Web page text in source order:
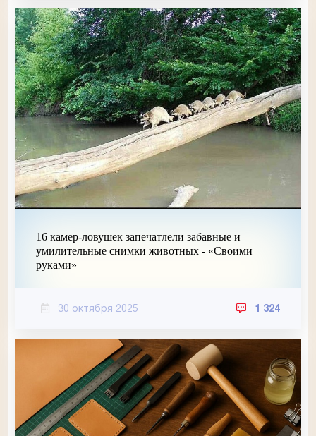
16 камер-ловушек запечатлели забавные и
умилительные снимки животных - «Своими
руками»
30 октября 2025 1 324